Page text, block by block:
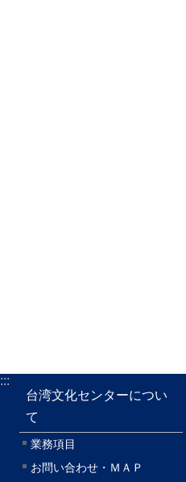
:::
台湾文化センターについ
て
業務項目
お問い合わせ・ＭＡＰ